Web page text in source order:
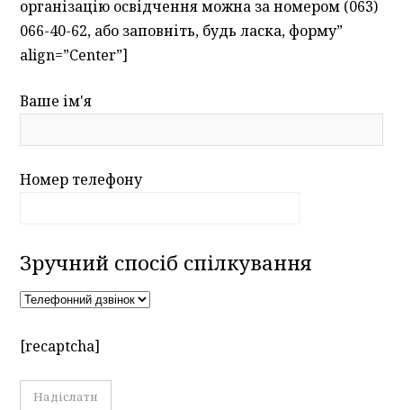
організацію освідчення можна за номером (063)
066-40-62, або заповніть, будь ласка, форму”
align=”Center”]
Ваше ім'я
Номер телефону
Зручний спосіб спілкування
[recaptcha]